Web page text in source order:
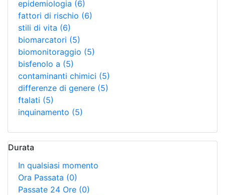
epidemiologia (6)
fattori di rischio (6)
stili di vita (6)
biomarcatori (5)
biomonitoraggio (5)
bisfenolo a (5)
contaminanti chimici (5)
differenze di genere (5)
ftalati (5)
inquinamento (5)
Durata
In qualsiasi momento
Ora Passata (0)
Passate 24 Ore (0)